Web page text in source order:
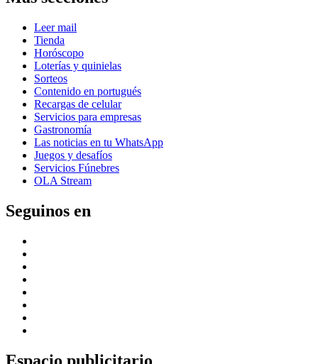
Leer mail
Tienda
Horóscopo
Loterías y quinielas
Sorteos
Contenido en portugués
Recargas de celular
Servicios para empresas
Gastronomía
Las noticias en tu WhatsApp
Juegos y desafíos
Servicios Fúnebres
OLA Stream
Seguinos en